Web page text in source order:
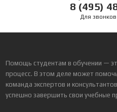
8 (495)
Для
Помощь студентам в обучении —
процесс. В этом деле может
команда экспертов и
успешно завершить свои учебные